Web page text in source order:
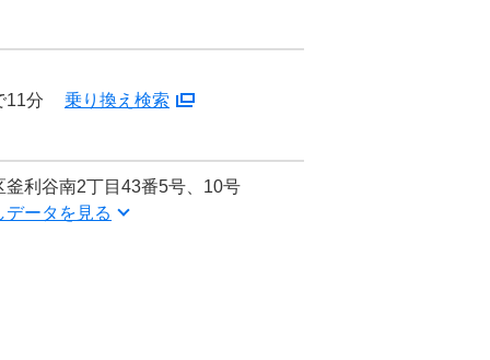
11分 乗り換え検索
利谷南2丁目43番5号、10号
ータを見る